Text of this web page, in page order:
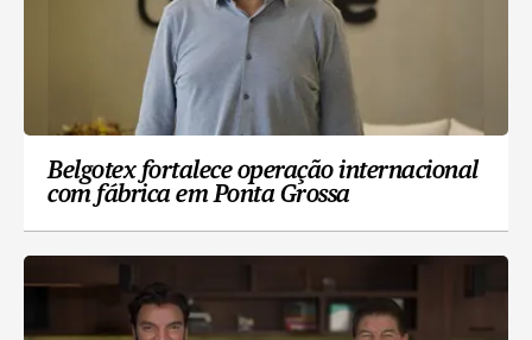
Belgotex fortalece operação internacional
com fábrica em Ponta Grossa